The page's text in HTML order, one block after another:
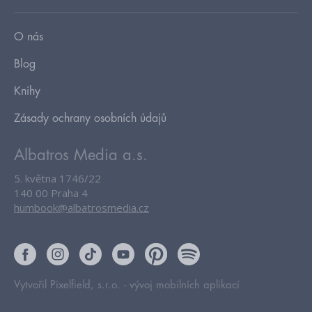
O nás
Blog
Knihy
Zásady ochrany osobních údajů
Albatros Media a.s.
5. května 1746/22
140 00 Praha 4
humbook@albatrosmedia.cz
Vytvořil Pixelfield, s.r.o. - vývoj mobilních aplikací